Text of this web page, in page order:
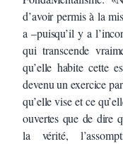
d’avoir permis à la
a –puisqu’il y a
qui transcende
qu’elle habite cette
devenu un exercice
qu’elle vise et ce
ouvertes que de dire
la vérité,